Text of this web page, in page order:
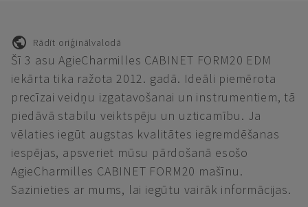
Rādīt oriģinālvalodā
Šī 3 asu AgieCharmilles CABINET FORM20 EDM
iekārta tika ražota 2012. gadā. Ideāli piemērota
precīzai veidņu izgatavošanai un instrumentiem, tā
piedāvā stabilu veiktspēju un uzticamību. Ja
vēlaties iegūt augstas kvalitātes iegremdēšanas
iespējas, apsveriet mūsu pārdošanā esošo
AgieCharmilles CABINET FORM20 mašīnu.
Sazinieties ar mums, lai iegūtu vairāk informācijas.